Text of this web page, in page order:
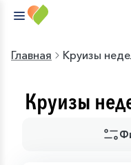
Главная Круизы
Круизы